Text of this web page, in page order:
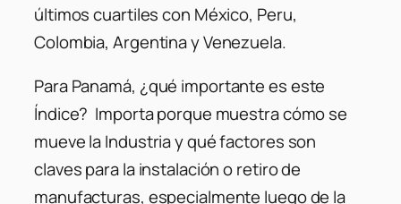
últimos cuartiles con México, Peru,
Colombia, Argentina y Venezuela.
Para Panamá, ¿qué importante es este
Índice? Importa porque muestra cómo se
mueve la Industria y qué factores son
claves para la instalación o retiro de
manufacturas, especialmente luego de la